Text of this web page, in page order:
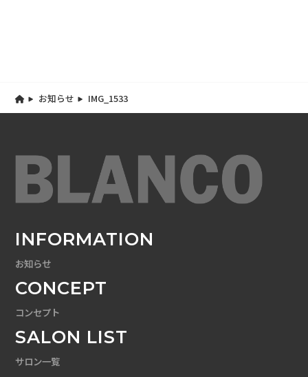
お知らせ IMG_1533
INFORMATION
お知らせ
CONCEPT
コンセプト
SALON LIST
サロン一覧